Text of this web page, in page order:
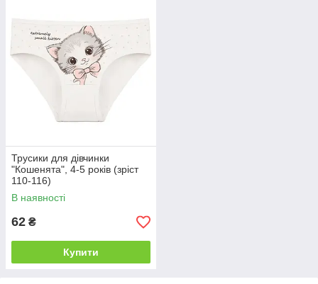
Трусики для дівчинки
"Кошенята", 4-5 років (зріст
110-116)
В наявності
62 ₴
Купити